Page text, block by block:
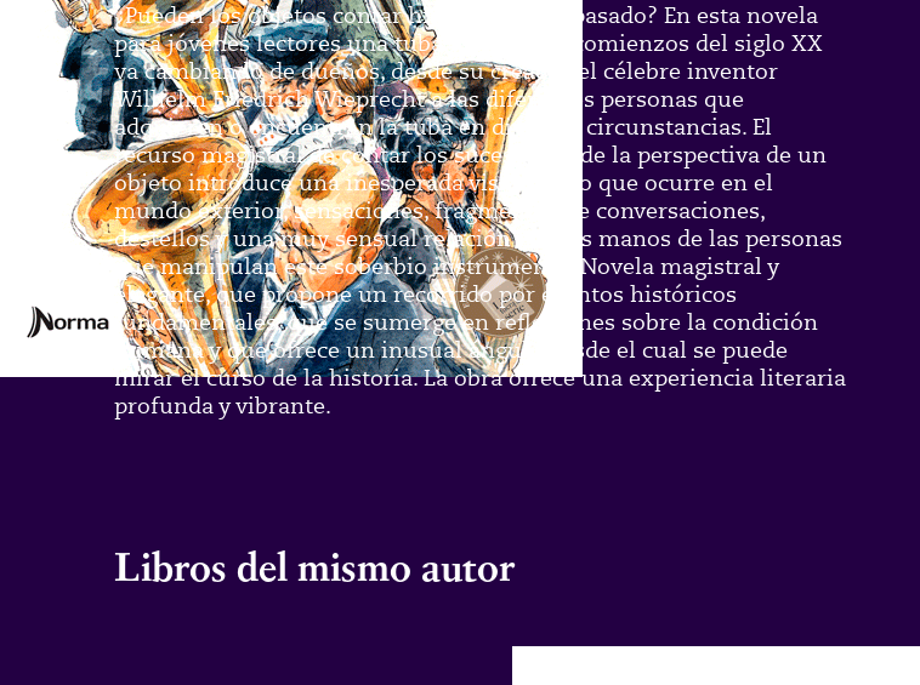
¿Pueden los objetos contar historias de su pasado? En esta novela
para jóvenes lectores una tuba fabricada a comienzos del siglo XX
va cambiando de dueños, desde su creador el célebre inventor
Wilhelm Friedrich Wieprecht a las diferentes personas que
adquieren o encuentran la tuba en diversas circunstancias. El
recurso magistral de contar los sucesos desde la perspectiva de un
objeto introduce una inesperada visión de lo que ocurre en el
mundo exterior, sensaciones, fragmentos de conversaciones,
destellos y una muy sensual relación con las manos de las personas
que manipulan este soberbio instrumento. Novela magistral y
elegante, que propone un recorrido por eventos históricos
fundamentales, que se sumerge en reflexiones sobre la condición
humana y que ofrece un inusual ángulo desde el cual se puede
mirar el curso de la historia. La obra ofrece una experiencia literaria
profunda y vibrante.
Libros del mismo autor